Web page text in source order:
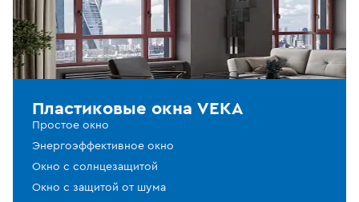
Пластиковые окна VEKA
Простое окно
Энергоэффективное окно
Окно с солнцезащитой
Окно с защитой от шума